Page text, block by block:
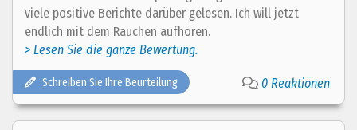
viele positive Berichte darüber gelesen. Ich will jetzt
endlich mit dem Rauchen aufhören.
> Lesen Sie die ganze Bewertung.
Schreiben Sie Ihre Beurteilung 0 Reaktionen